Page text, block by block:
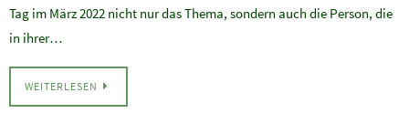
Tag im März 2022 nicht nur das Thema, sondern auch die Person, die
in ihrer…
WEITERLESEN